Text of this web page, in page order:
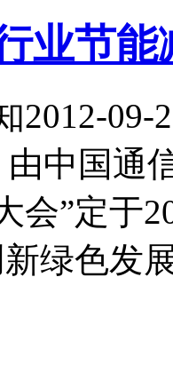
业节
2012-09-
中国通
会”定于
绿色发